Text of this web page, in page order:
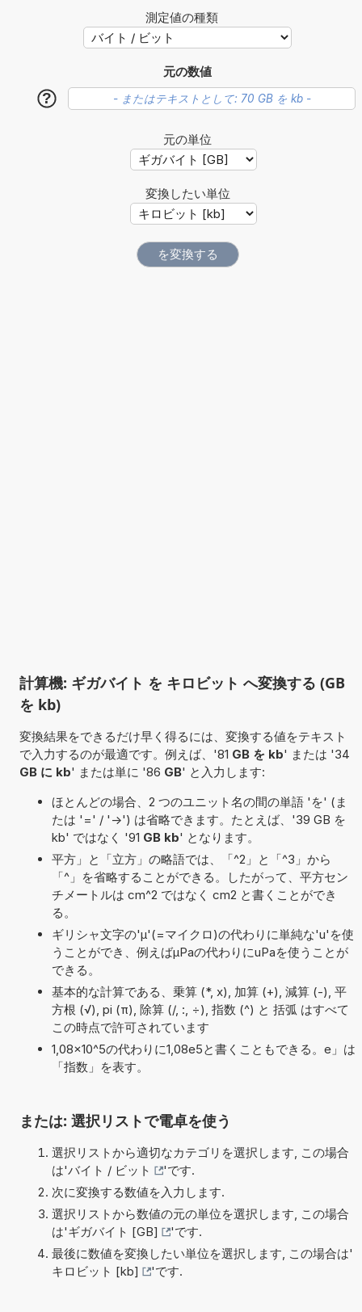
測定値の種類
元の数値
?
元の単位
変換したい単位
計算機: ギガバイト を キロビット へ変換する (GB
を kb)
変換結果をできるだけ早く得るには、変換する値をテキスト
で入力するのが最適です。例えば、'81 GB を kb' または '34
GB に kb' または単に '86 GB' と入力します:
ほとんどの場合、2 つのユニット名の間の単語 'を' (ま
たは '=' / '->') は省略できます。たとえば、'39 GB を
kb' ではなく '91 GB kb' となります。
平方」と「立方」の略語では、「^2」と「^3」から
「^」を省略することができる。したがって、平方セン
チメートルは cm^2 ではなく cm2 と書くことができ
る。
ギリシャ文字の'μ'(=マイクロ)の代わりに単純な'u'を使
うことができ、例えばµPaの代わりにuPaを使うことが
できる。
基本的な計算である、乗算 (*, x), 加算 (+), 減算 (-), 平
方根 (√), pi (π), 除算 (/, :, ÷), 指数 (^) と 括弧 はすべて
この時点で許可されています
1,08×10^5の代わりに1,08e5と書くこともできる。e」は
「指数」を表す。
または: 選択リストで電卓を使う
選択リストから適切なカテゴリを選択します, この場合
は'バイト / ビット
'です.
次に変換する数値を入力します.
選択リストから数値の元の単位を選択します, この場合
は'ギガバイト [GB]
'です.
最後に数値を変換したい単位を選択します, この場合は'
キロビット [kb]
'です.